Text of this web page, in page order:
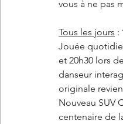
vous à ne pas
Tous les jours :
Jouée
et 20h30 lors
danseur
originale
Nouveau SUV
centenaire de